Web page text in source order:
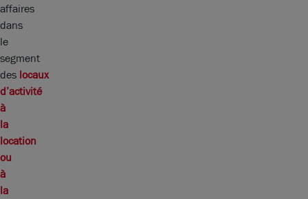
affaires
dans
le
segment
des locaux
d’activité
à
la
location
ou
à
la